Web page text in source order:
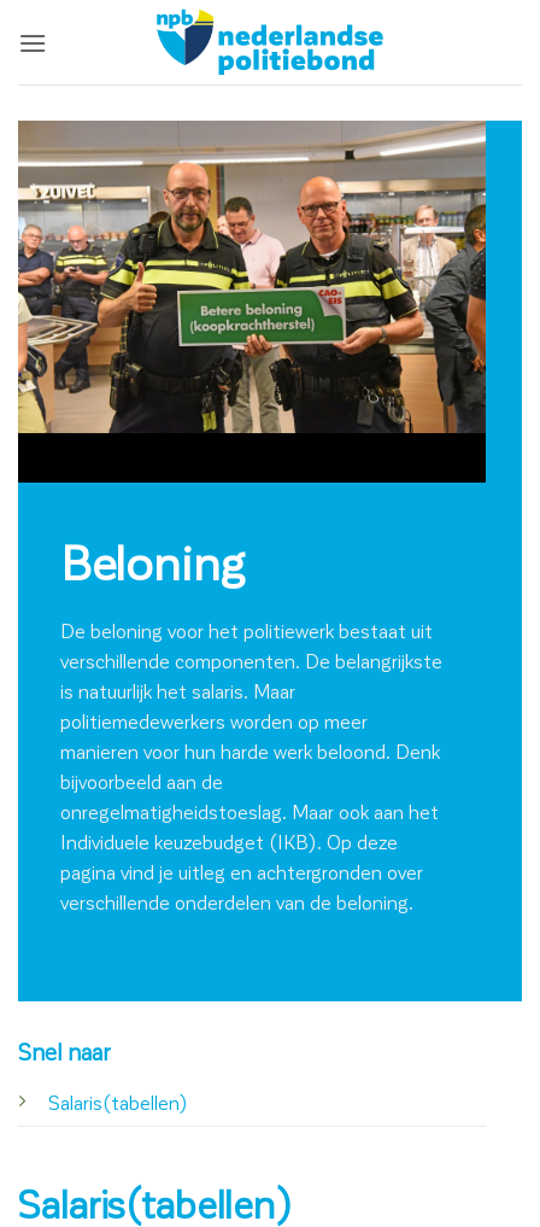
naar
Beloning
De beloning voor het politiewerk bestaat uit
verschillende componenten. De belangrijkste
is natuurlijk het salaris. Maar
politiemedewerkers worden op meer
manieren voor hun harde werk beloond. Denk
bijvoorbeeld aan de
onregelmatigheidstoeslag. Maar ook aan het
Individuele keuzebudget (IKB). Op deze
pagina vind je uitleg en achtergronden over
verschillende onderdelen van de beloning.
Snel naar
Salaris(tabellen)
Salaris(tabellen)